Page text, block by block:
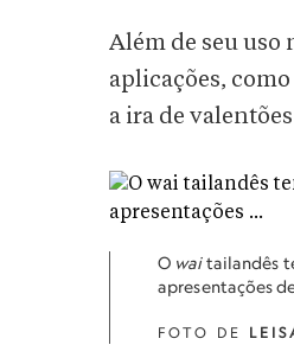
Além de seu uso
aplicações,
a ira de
O waitailandês
apresentações
FOTO DE